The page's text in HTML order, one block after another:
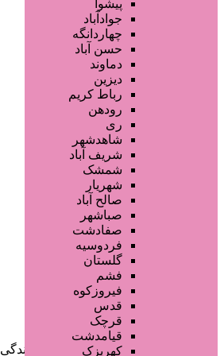
محصولات مو
محصولات آرایشی
تجهیزات سالن زیبایی
محصولات پوست
خدمات دندانپزشکی
سایر خدمات
پیشوا
جوادآباد
چهاردانگه
حسن آباد
دماوند
دیزین
رباط کریم
رودهن
ری
شاهدشهر
شریف آباد
شمشک
شهریار
صالح آباد
صباشهر
صفادشت
فردوسیه
گلستان
فشم
فیروزکوه
قدس
قرچک
قیامدشت
کهریزک
صفحه اصلی
آگهی انبوه
طراحی سایت
صفحه اختصاصی
لیست سایتهای تبلیغاتی
دسته‌بندی‌ها
/ محصولات برچسب خورده “نمایندگی amitice”